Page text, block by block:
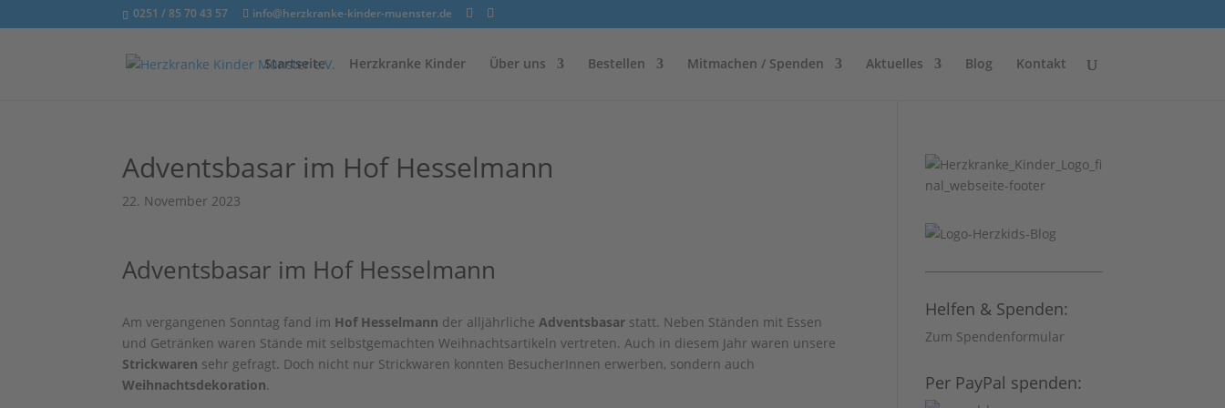
0251 / 85 70 43 57 info@herzkranke-kinder-muenster.de
Startseite Herzkranke Kinder Über uns Bestellen Mitmachen / Spenden Aktuelles Blog Kontakt
Adventsbasar im Hof Hesselmann
22. November 2023
Adventsbasar im Hof Hesselmann
Am vergangenen Sonntag fand im Hof Hesselmann der alljährlicheAdventsbasar statt. Neben Ständen mit Essen
und Getränken waren Stände mit selbstgemachten Weihnachtsartikeln vertreten. Auch in diesem Jahr waren unsere
Strickwaren sehr gefragt. Doch nicht nur Strickwaren konnten BesucherInnen erwerben, sondern auch
Weihnachtsdekoration.
Helfen & Spenden:
Zum Spendenformular
Per PayPal spenden: